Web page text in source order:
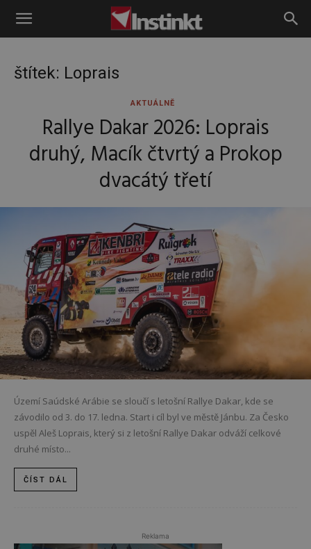
Instinkt
štítek: Loprais
AKTUÁLNĚ
Rallye Dakar 2026: Loprais
druhý, Macík čtvrtý a Prokop
dvacátý třetí
Území Saúdské Arábie se sloučí s letošní Rallye Dakar, kde se
závodilo od 3. do 17. ledna. Start i cíl byl ve městě Jánbu. Za Česko
uspěl Aleš Loprais, který si z letošní Rallye Dakar odváží celkové
druhé místo...
ČÍST DÁL
Reklama